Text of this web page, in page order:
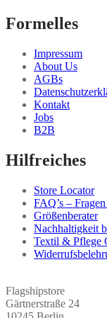
Formelles
Impressum
About Us
AGBs
Kontakt
Jobs
B2B
Hilfreiches
Store Locator
FAQ’s –
Größenberater
Nachhaltigkeit
Textil & Pflege
Flagshipstore
Gärtnerstraße 24